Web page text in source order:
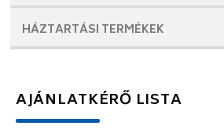
HÁZTARTÁSI TERMÉKEK
AJÁNLATKÉRŐ LISTA